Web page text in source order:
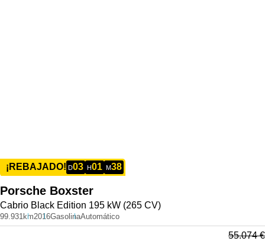
¡REBAJADO! D03 H01 M38
Porsche Boxster
Cabrio Black Edition 195 kW (265 CV)
99.931km2016GasolinaAutomático
55.074€